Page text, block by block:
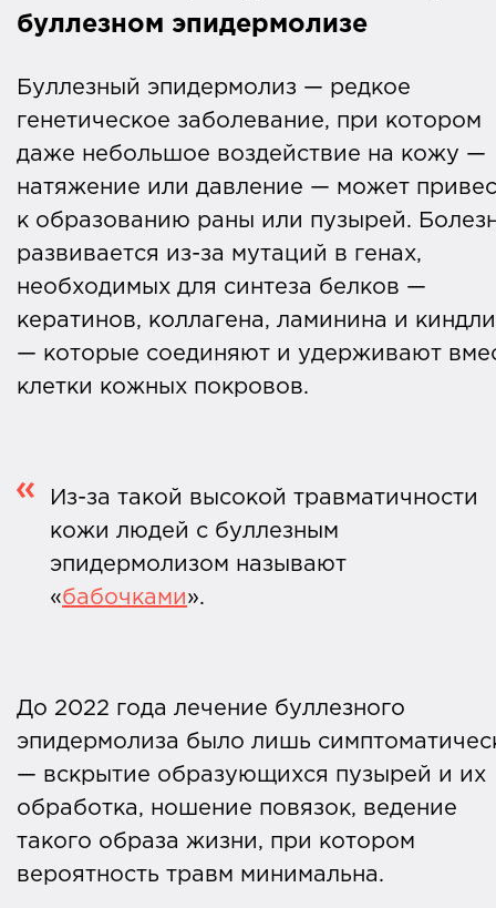
буллезном эпидермолизе
Буллезный эпидермолиз — редкое
генетическое заболевание, при котором
даже небольшое воздействие на кожу —
натяжение или давление — может
к образованию раны или пузырей.
развивается из-за мутаций в генах,
необходимых для синтеза белков —
кератинов, коллагена, ламинина и
— которые соединяют и удерживают
клетки кожных покровов.
Из-за такой высокой травматичности
кожи людей с буллезным
эпидермолизом называют
«бабочками».
До 2022 года лечение буллезного
эпидермолиза было лишь
— вскрытие образующихся пузырей и их
обработка, ношение повязок, ведение
такого образа жизни, при котором
вероятность травм минимальна.